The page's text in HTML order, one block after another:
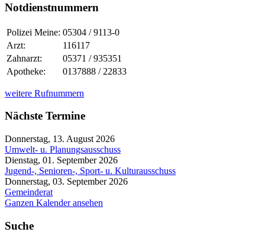
Notdienstnummern
Polizei Meine: 05304 / 9113-0
Arzt:
116117
Zahnarzt:
05371 / 935351
Apotheke:
0137888 / 22833
weitere Rufnummern
Nächste Termine
Donnerstag, 13. August 2026
Umwelt- u. Planungsausschuss
Dienstag, 01. September 2026
Jugend-, Senioren-, Sport- u. Kulturausschuss
Donnerstag, 03. September 2026
Gemeinderat
Ganzen Kalender ansehen
Suche